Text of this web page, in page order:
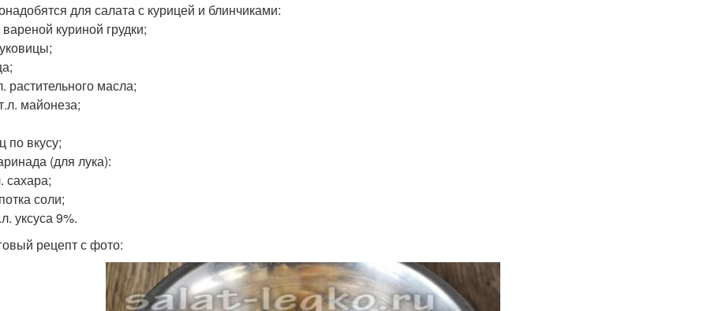
для салата с курицей и блинчиками:
вареной куриной грудки;
растительного масла;
майонеза;
по вкусу;
(для лука):
сахара;
соли;
уксуса 9%.
рецепт с фото: